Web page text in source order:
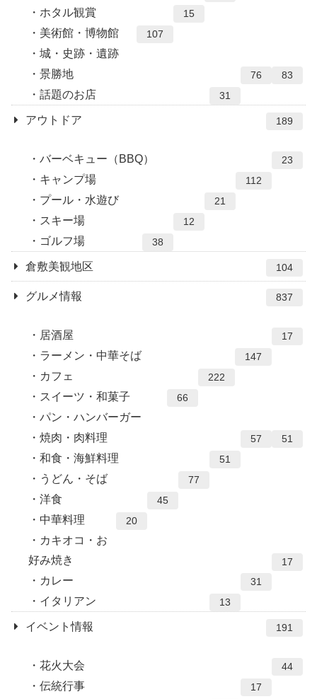
ホタル観賞 15
美術館・博物館 107
城・史跡・遺跡
83
景勝地 76
話題のお店 31
アウトドア 189
バーベキュー（BBQ） 23
キャンプ場 112
プール・水遊び 21
スキー場 12
ゴルフ場 38
倉敷美観地区 104
グルメ情報 837
居酒屋 17
ラーメン・中華そば 147
カフェ 222
スイーツ・和菓子 66
パン・ハンバーガー
51
焼肉・肉料理 57
和食・海鮮料理 51
うどん・そば 77
洋食 45
中華料理 20
カキオコ・お
好み焼き
17
カレー 31
イタリアン 13
イベント情報 191
花火大会 44
伝統行事 17